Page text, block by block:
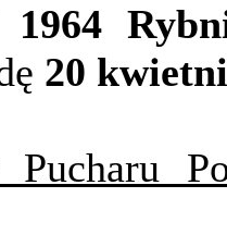
1964
20